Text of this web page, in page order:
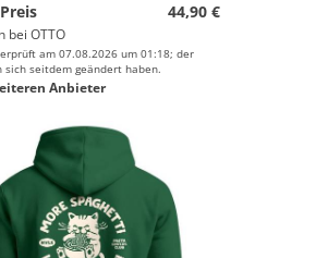
44,90 €
bei OTTO
am 07.08.2026 um 01:18; der
sich seitdem geändert haben.
Anbieter